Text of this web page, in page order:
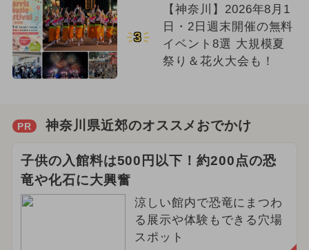
3
【神奈川】2026年8月1
日・2日週末開催の無料
イベント8選 大規模夏
祭り＆花火大会も！
PR 神奈川県近郊のオススメおでかけ
子供の入館料は500円以下！約200点の恐
竜や化石に大興奮
涼しい館内で恐竜にまつわ
る展示や体験もできる穴場
スポット